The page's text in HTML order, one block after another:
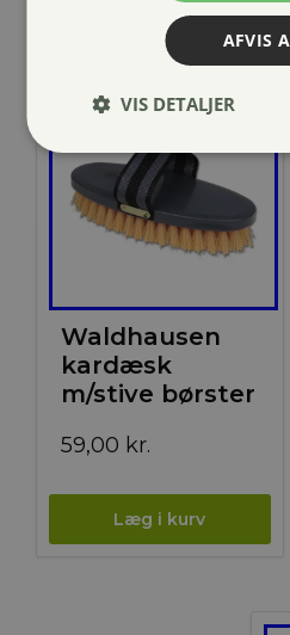
Waldhausen
kardæsk
m/stive børster
59,00 kr.
AFVIS
VIS DETALJER